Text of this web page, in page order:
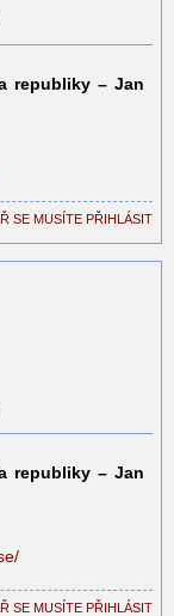
republiky – Jan
SE MUSÍTE PŘIHLÁSIT
republiky – Jan
SE MUSÍTE PŘIHLÁSIT